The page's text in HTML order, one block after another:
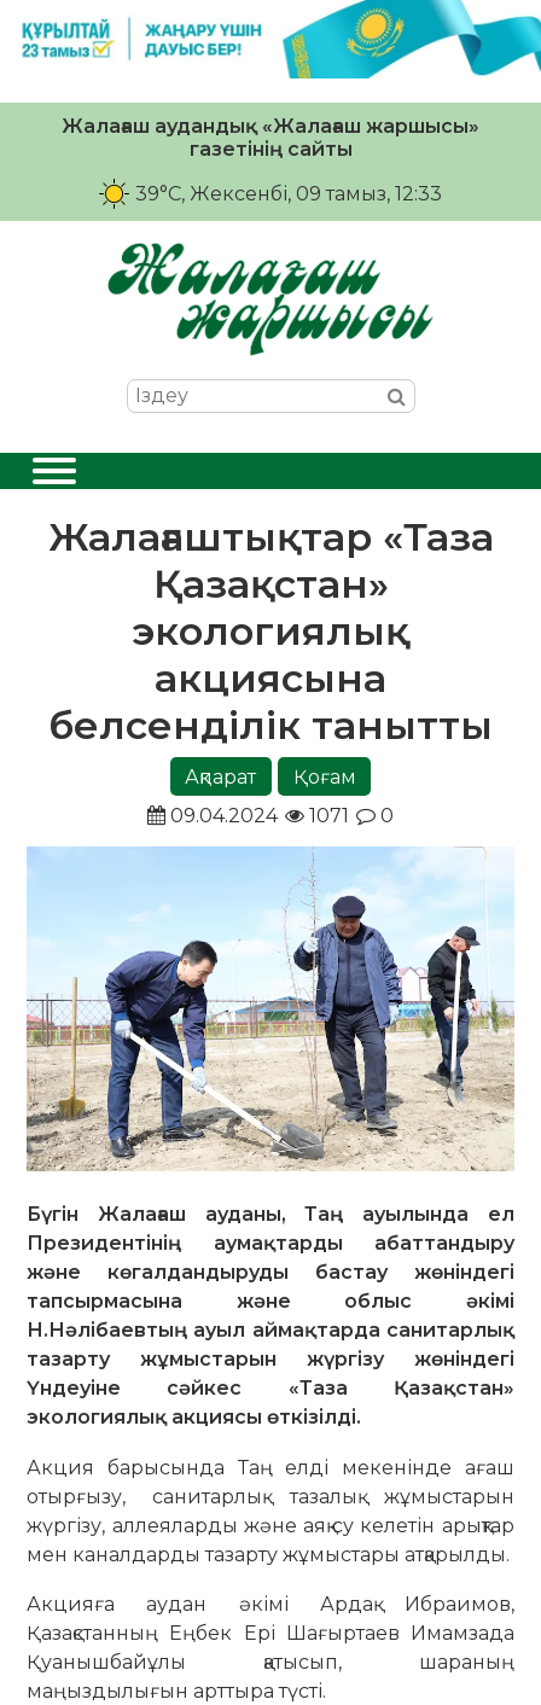
Жалағаш аудандық «Жалағаш жаршысы»
газетінің сайты
39°C, Жексенбі, 09 тамыз, 12:33
Жалағаштықтар «Таза
Қазақстан»
экологиялық
акциясына
белсенділік танытты
Ақпарат
Қоғам
09.04.2024
1071 0
Бүгін Жалағаш ауданы, Таң ауылында ел
Президентінің аумақтарды абаттандыру
және көгалдандыруды бастау жөніндегі
тапсырмасына және облыс әкімі
Н.Нәлібаевтың ауыл аймақтарда санитарлық
тазарту жұмыстарын жүргізу жөніндегі
Үндеуіне сәйкес «Таза Қазақстан»
экологиялық акциясы өткізілді.
Акция барысында Таң елді мекенінде ағаш
отырғызу, санитарлық тазалық жұмыстарын
жүргізу, аллеяларды және аяқ су келетін арықтар
мен каналдарды тазарту жұмыстары атқарылды.
Акцияға аудан әкімі Ардақ Ибраимов,
Қазақстанның Еңбек Ері Шағыртаев Имамзада
Қуанышбайұлы қатысып, шараның
маңыздылығын арттыра түсті.